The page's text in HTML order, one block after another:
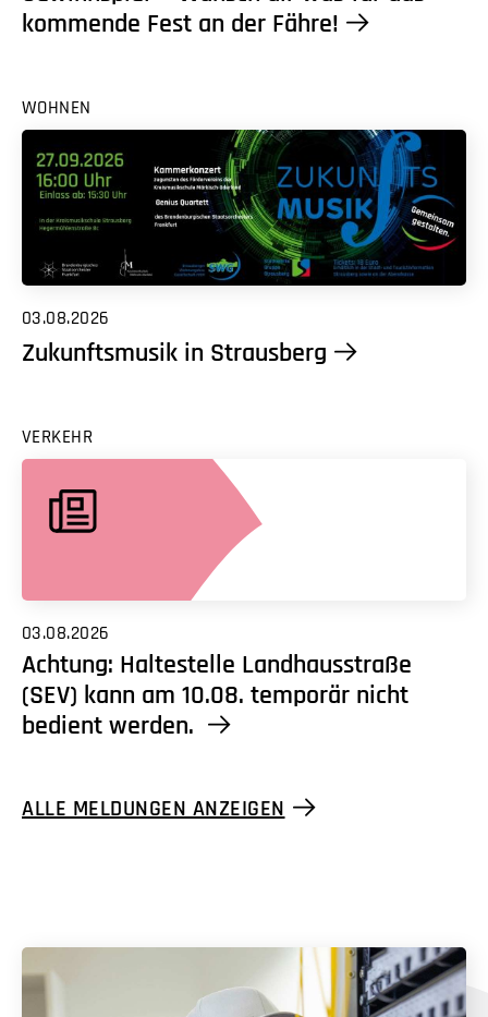
kommende Fest an der Fähre!
WOHNEN
03.08.2026
Zukunftsmusik in Strausberg
VERKEHR
03.08.2026
Achtung: Haltestelle Landhausstraße
(SEV) kann am 10.08. temporär nicht
bedient werden.
ALLE MELDUNGEN ANZEIGEN